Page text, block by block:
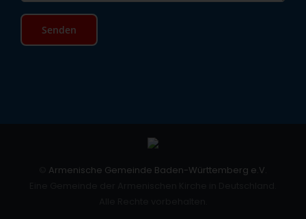
Armenische Gemeinde Baden-Württemberg e.V.